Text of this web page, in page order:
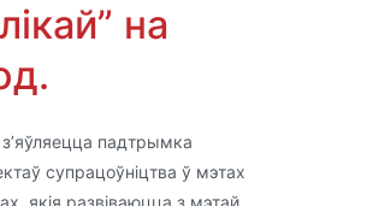
на
падтрымка
супрацоўніцтва ў мэтах